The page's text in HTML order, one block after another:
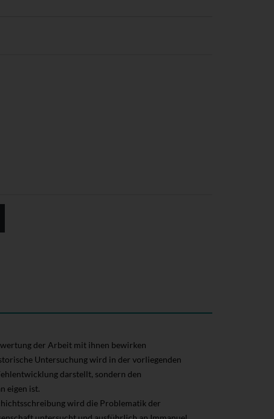
der Arbeit mit ihnen bewirken
Untersuchung wird in der vorliegenden
darstellt, sondern den
eigen ist.
wird die Problematik der